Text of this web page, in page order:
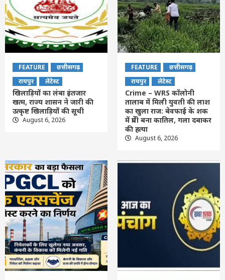
FEATURE
छत्तीसगढ़
रायपुर
लेटेस्ट
खिलाड़ियों का लंबा इंतजार
खत्म, राज्य शासन ने जारी की
उत्कृष्ट खिलाड़ियों की सूची
August 6, 2026
FEATURE
छत्तीसगढ़
रायपुर
लेटेस्ट
Crime – WRS कॉलोनी
तालाब में मिली युवती की लाश
का खुला राज: बेवफाई के शक
में प्रेमी बना कातिल, गला दबाकर
की हत्या
August 6, 2026